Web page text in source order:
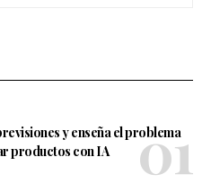
y enseña el problema
productos con IA